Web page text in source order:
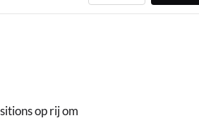
op rij om